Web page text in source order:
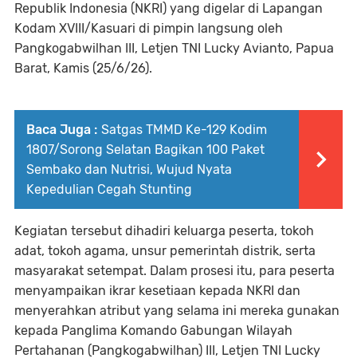
Republik Indonesia (NKRI) yang digelar di Lapangan
Kodam XVIII/Kasuari di pimpin langsung oleh
Pangkogabwilhan III, Letjen TNI Lucky Avianto, Papua
Barat, Kamis (25/6/26).
Baca Juga : Satgas TMMD Ke-129 Kodim
1807/Sorong Selatan Bagikan 100 Paket
Sembako dan Nutrisi, Wujud Nyata
Kepedulian Cegah Stunting
Kegiatan tersebut dihadiri keluarga peserta, tokoh
adat, tokoh agama, unsur pemerintah distrik, serta
masyarakat setempat. Dalam prosesi itu, para peserta
menyampaikan ikrar kesetiaan kepada NKRI dan
menyerahkan atribut yang selama ini mereka gunakan
kepada Panglima Komando Gabungan Wilayah
Pertahanan (Pangkogabwilhan) III, Letjen TNI Lucky